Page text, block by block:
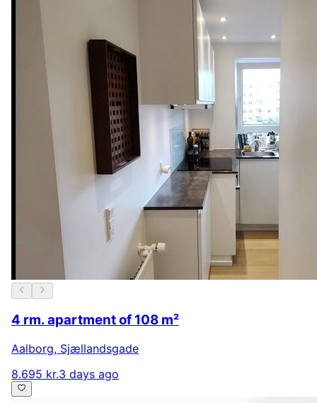
4 rm. apartment of 108 m²
Aalborg, Sjællandsgade
8.695 kr.3 days ago